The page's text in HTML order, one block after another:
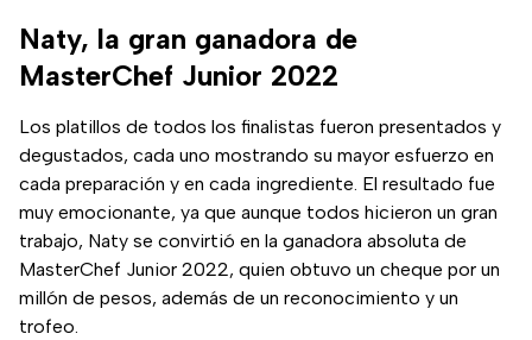
Naty, la gran ganadora de
MasterChef Junior 2022
Los platillos de todos los finalistas fueron presentados y
degustados, cada uno mostrando su mayor esfuerzo en
cada preparación y en cada ingrediente. El resultado fue
muy emocionante, ya que aunque todos hicieron un gran
trabajo, Naty se convirtió en la ganadora absoluta de
MasterChef Junior 2022, quien obtuvo un cheque por un
millón de pesos, además de un reconocimiento y un
trofeo.